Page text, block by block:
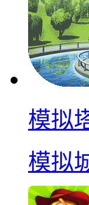
模拟
模拟